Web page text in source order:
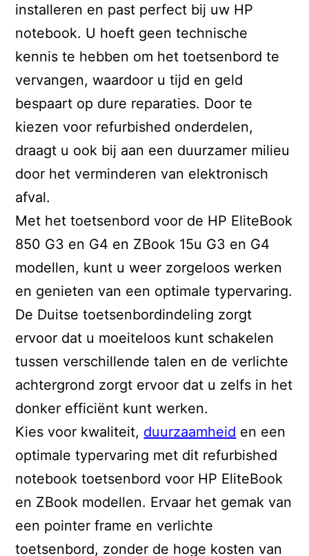
installeren en past perfect bij uw HP
notebook. U hoeft geen technische
kennis te hebben om het toetsenbord te
vervangen, waardoor u tijd en geld
bespaart op dure reparaties. Door te
kiezen voor refurbished onderdelen,
draagt u ook bij aan een duurzamer milieu
door het verminderen van elektronisch
afval.
Met het toetsenbord voor de HP EliteBook
850 G3 en G4 en ZBook 15u G3 en G4
modellen, kunt u weer zorgeloos werken
en genieten van een optimale typervaring.
De Duitse toetsenbordindeling zorgt
ervoor dat u moeiteloos kunt schakelen
tussen verschillende talen en de verlichte
achtergrond zorgt ervoor dat u zelfs in het
donker efficiënt kunt werken.
Kies voor kwaliteit, duurzaamheid en een
optimale typervaring met dit refurbished
notebook toetsenbord voor HP EliteBook
en ZBook modellen. Ervaar het gemak van
een pointer frame en verlichte
toetsenbord, zonder de hoge kosten van